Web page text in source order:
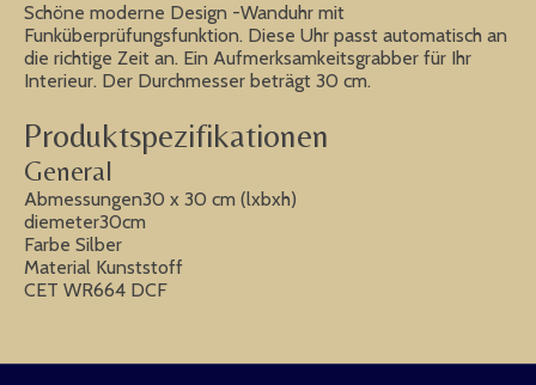
Schöne moderne Design -Wanduhr mit
Funküberprüfungsfunktion. Diese Uhr passt automatisch an
die richtige Zeit an. Ein Aufmerksamkeitsgrabber für Ihr
Interieur. Der Durchmesser beträgt 30 cm.
Produktspezifikationen
General
Abmessungen30 x 30 cm (lxbxh)
diemeter30cm
Farbe Silber
Material Kunststoff
CET WR664 DCF